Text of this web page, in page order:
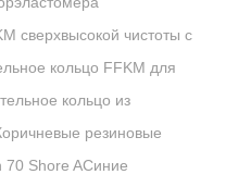
сверхвысокой чистоты с
кольцо FFKM для
кольцо из
резиновые
70 Shore AСиние